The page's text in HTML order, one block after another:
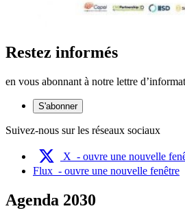
Restez informés
en vous abonnant à notre lettre
S'abonner
Suivez-nous sur les réseaux sociaux
X - ouvre une nouvelle
Flux - ouvre une nouvelle fenêtre
Agenda 2030